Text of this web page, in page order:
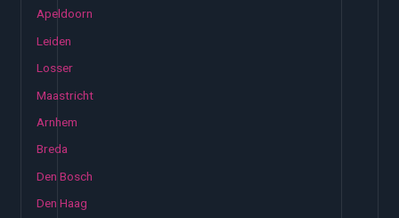
Apeldoorn
Leiden
Losser
Maastricht
Arnhem
Breda
Den Bosch
Den Haag